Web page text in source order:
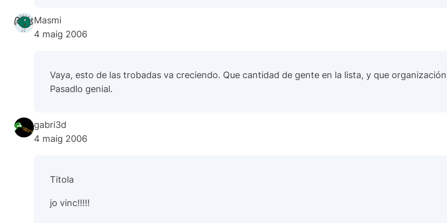
Masmi
4 maig 2006
Vaya, esto de las trobadas va creciendo. Que cantidad de gente en la lista, y que
Pasadlo genial.
gabri3d
4 maig 2006
Titola
jo vinc!!!!!